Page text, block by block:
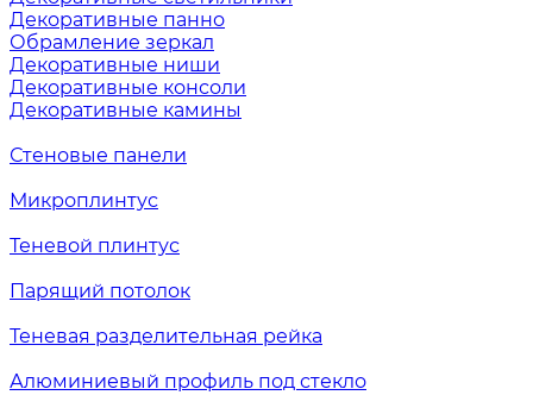
Декоративные панно
Обрамление зеркал
Декоративные ниши
Декоративные консоли
Декоративные камины
Стеновые панели
Микроплинтус
Теневой плинтус
Парящий потолок
Теневая разделительная рейка
Алюминиевый профиль под стекло